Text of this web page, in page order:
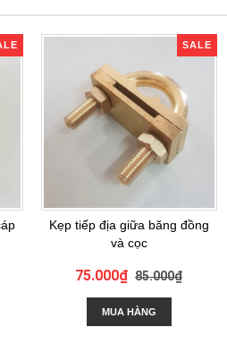
SALE
Kẹp tiếp địa giữa băng đồng
và cọc
75.000₫ 85.000₫
MUA HÀNG